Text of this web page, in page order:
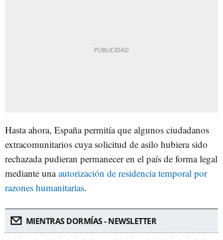
Hasta ahora, España permitía que algunos ciudadanos
extracomunitarios cuya solicitud de asilo hubiera sido
rechazada pudieran permanecer en el país de forma legal
mediante unaautorización de residencia temporal por
razones humanitarias.
MIENTRAS DORMÍAS - NEWSLETTER